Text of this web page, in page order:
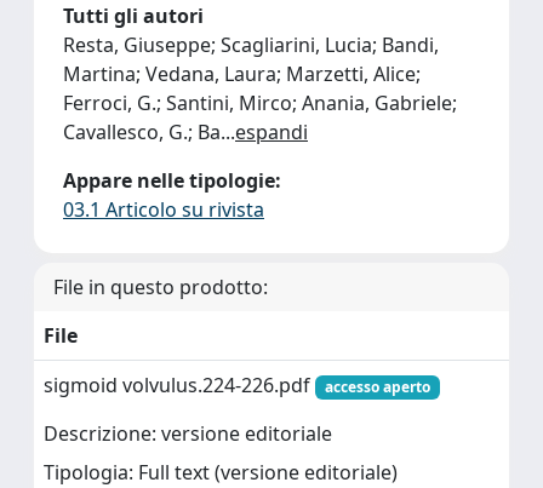
Tutti gli autori
Resta, Giuseppe; Scagliarini, Lucia; Bandi,
Martina; Vedana, Laura; Marzetti, Alice;
Ferroci, G.; Santini, Mirco; Anania, Gabriele;
Cavallesco, G.; Ba...espandi
Appare nelle tipologie:
03.1 Articolo su rivista
File in questo prodotto:
File
sigmoid volvulus.224-226.pdf
accesso aperto
Descrizione: versione editoriale
Tipologia: Full text (versione editoriale)